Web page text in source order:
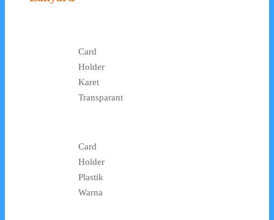
Card
Holder
Karet
Transparant
Card
Holder
Plastik
Warna